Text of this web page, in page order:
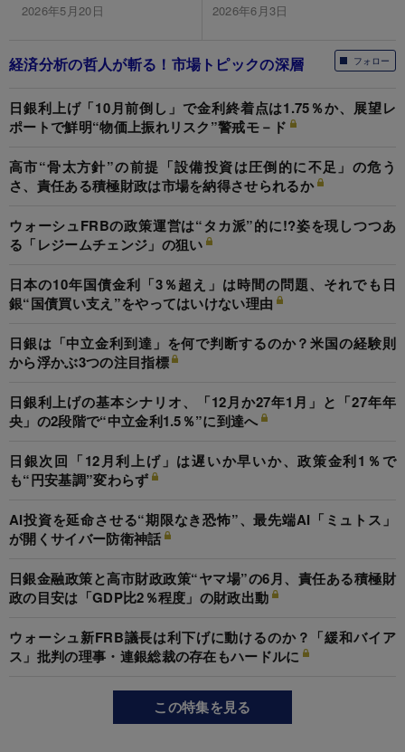
2026年5月20日 2026年6月3日
フォロー
経済分析の哲人が斬る！市場トピックの深層
日銀利上げ「10月前倒し」で金利終着点は1.75％か、展望レ
ポートで鮮明“物価上振れリスク”警戒モ－ド
高市“骨太方針”の前提「設備投資は圧倒的に不足」の危う
さ、責任ある積極財政は市場を納得させられるか
ウォーシュFRBの政策運営は“タカ派”的に!?姿を現しつつあ
る「レジームチェンジ」の狙い
日本の10年国債金利「3％超え」は時間の問題、それでも日
銀“国債買い支え”をやってはいけない理由
日銀は「中立金利到達」を何で判断するのか？米国の経験則
から浮かぶ3つの注目指標
日銀利上げの基本シナリオ、「12月か27年1月」と「27年年
央」の2段階で“中立金利1.5％”に到達へ
日銀次回「12月利上げ」は遅いか早いか、政策金利1％で
も“円安基調”変わらず
AI投資を延命させる“期限なき恐怖”、最先端AI「ミュトス」
が開くサイバー防衛神話
日銀金融政策と高市財政政策“ヤマ場”の6月、責任ある積極財
政の目安は「GDP比2％程度」の財政出動
ウォーシュ新FRB議長は利下げに動けるのか？「緩和バイア
ス」批判の理事・連銀総裁の存在もハードルに
この特集を見る